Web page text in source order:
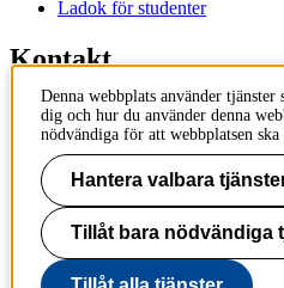
Ladok för studenter
Kontakt
Kontakta utbildningsprogram
Kontakta kurs
IT-support
KTH Entré
KTH
100 44 Stockholm
+46 8 790 60 00
Denna webbplats använder
dig och hur du använder denna
nödvändiga för att webbplatsen
Hantera valbara
Tillåt bara nödvändiga